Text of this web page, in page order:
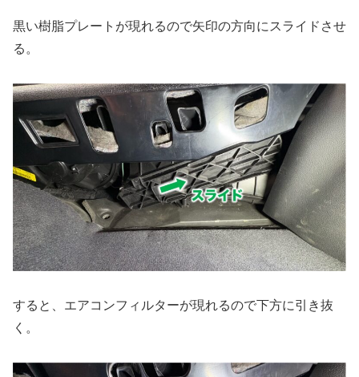
黒い樹脂プレートが現れるので矢印の方向にスライドさせ
る。
すると、エアコンフィルターが現れるので下方に引き抜
く。